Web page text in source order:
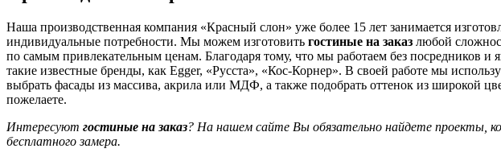
Наша производственная компания «Красный слон» уже более 15 лет занимается
индивидуальные потребности. Мы можем изготовить гостиные на заказ любой
по самым привлекательным ценам. Благодаря тому, что мы работаем без
такие известные бренды, как Egger, «Русста», «Кос-Корнер». В своей работе мы
выбрать фасады из массива, акрила или МДФ, а также подобрать оттенок из широкой
пожелаете.
Интересуют гостиные на заказ? На нашем сайте Вы обязательно найдете проекты,
бесплатного замера.